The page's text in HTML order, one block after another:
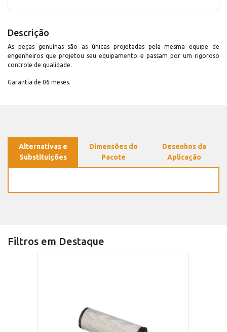
Descrição
As peças genuínas são as únicas projetadas pela mesma equipe de
engenheiros que projetou seu equipamento e passam por um rigoroso
controle de qualidade.
Garantia de 06 meses.
Alternativas e
Substituições
Dimensões do
Pacote
Desenhos da
Aplicação
Filtros em Destaque